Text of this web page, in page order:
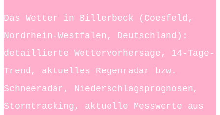
Das Wetter in Billerbeck (Coesfeld,
Nordrhein-Westfalen, Deutschland):
detaillierte Wettervorhersage, 14-Tage-
Trend, aktuelles Regenradar bzw.
Schneeradar, Niederschlagsprognosen,
Stormtracking, aktuelle Messwerte aus